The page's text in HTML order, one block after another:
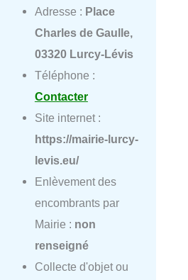
Adresse : Place
Charles de Gaulle,
03320 Lurcy-Lévis
Téléphone :
Contacter
Site internet :
https://mairie-lurcy-
levis.eu/
Enlèvement des
encombrants par
Mairie : non
renseigné
Collecte d'objet ou